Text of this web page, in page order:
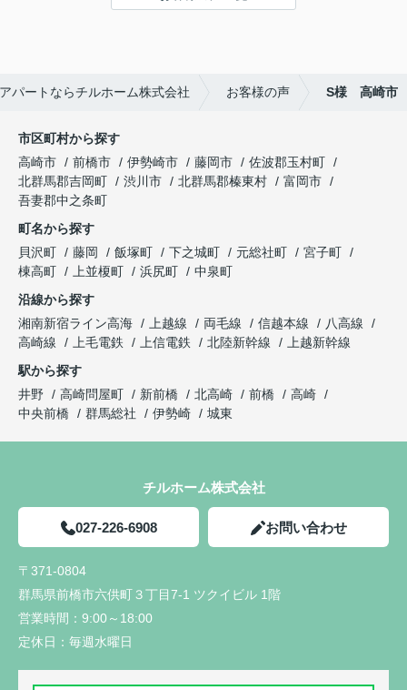
パートならチルホーム株式会社 お客様の声 S様 高崎市
市区町村から探す
高崎市
前橋市 伊勢崎市 藤岡市
佐波郡玉村町
北群馬郡吉岡町
渋川市 北群馬郡榛東村
富岡市
吾妻郡中之条町
町名から探す
貝沢町
藤岡 飯塚町 下之城町 元総社町
宮子町
棟高町
上並榎町 浜尻町
中泉町
沿線から探す
湘南新宿ライン高海
上越線 両毛線 信越本線
八高線
高崎線
上毛電鉄 上信電鉄 北陸新幹線
上越新幹線
駅から探す
井野
高崎問屋町 新前橋 北高崎 前橋
高崎
中央前橋
群馬総社 伊勢崎 城東
チルホーム株式会社
027-226-6908 お問い合わせ
〒371-0804
群馬県前橋市六供町３丁目7-1 ツクイビル 1階
営業時間： 9:00～18:00
定休日： 毎週水曜日